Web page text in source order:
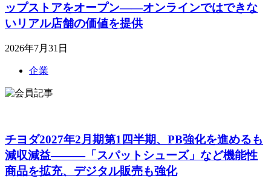
ップストアをオープン――オンラインではできな
いリアル店舗の価値を提供
2026年7月31日
企業
チヨダ2027年2月期第1四半期、PB強化を進めるも
減収減益―――「スパットシューズ」など機能性
商品を拡充、デジタル販売も強化